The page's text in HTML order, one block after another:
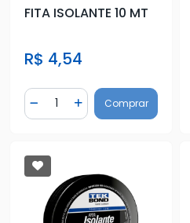
FITA ISOLANTE 10 MT
R$ 4,54
Diminuir Quantidade
Quantidade
Adicionar Quantidade
Comprar